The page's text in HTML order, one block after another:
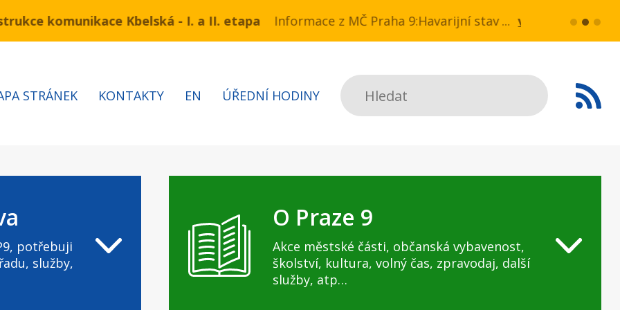
– 7.8.2026 bude probíhat obnova kabelů VN a NN v ul. Drahobejlova,
komunikace Kbelská - I. a II. etapa Informace z MČ Praha 9:Havarijní stav ulice Kbelská (úsek
více... HAVARIJNÍ
Hledat
STRÁNEK KONTAKTY EN ÚŘEDNÍ HODINY
potřebuji
služby,
O Praze 9
Akce městské části, občanská vybavenost,
školství, kultura, volný čas, zpravodaj, další
služby, atp…